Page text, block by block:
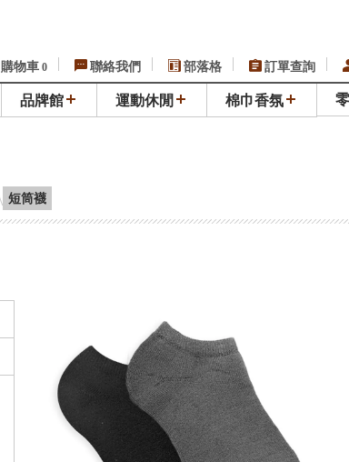
購物車 0 聯絡我們 部落格 訂單查詢
品牌館 運動休閒 棉巾香氛
短筒襪